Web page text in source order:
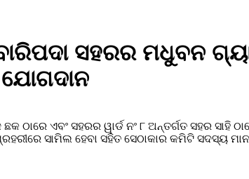
ସହରର ମଧୁବନ
ଠାରେ ଏବଂ ସହରର ୱାର୍ଡ ନଂ ୮ ଅନ୍ତର୍ଗତ ସହର
ସାମିଲ ହେବା ସହିତ ସେଠାକାର କମିଟି ସଦସ୍ୟ